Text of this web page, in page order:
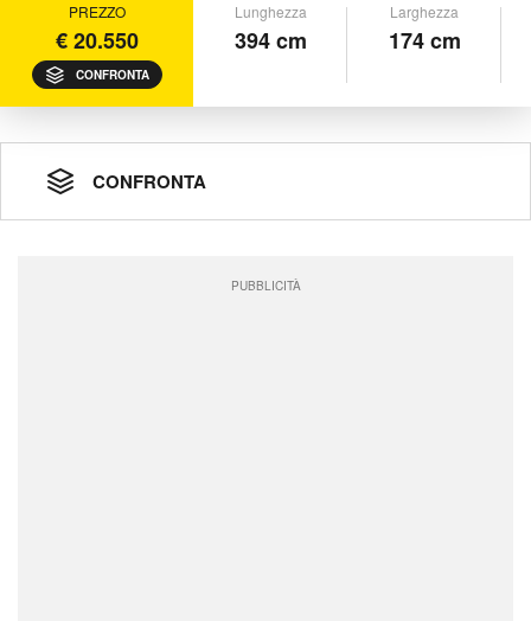
PREZZO
€ 20.550
CONFRONTA
Lunghezza
394 cm
Larghezza
174 cm
CONFRONTA
PUBBLICITÀ